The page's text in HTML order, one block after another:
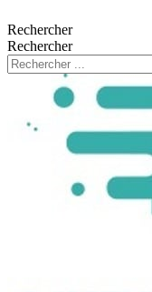
Rechercher
Rechercher